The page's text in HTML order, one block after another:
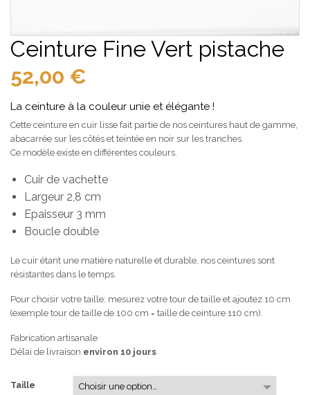
Ceinture Fine Vert pistache
52,00 €
La ceinture à la couleur unie et élégante !
Cette ceinture en cuir lisse fait partie de nos ceintures haut de gamme,
abacarrée sur les côtés et teintée en noir sur les tranches.
Ce modèle existe en différentes couleurs.
Cuir de vachette
Largeur 2,8 cm
Epaisseur 3 mm
Boucle double
Le cuir étant une matière naturelle et durable, nos ceintures sont
résistantes dans le temps.
Pour choisir votre taille: mesurez votre tour de taille et ajoutez 10 cm
(exemple tour de taille de 100 cm = taille de ceinture 110 cm).
Fabrication artisanale
Délai de livraison environ 10 jours
Taille